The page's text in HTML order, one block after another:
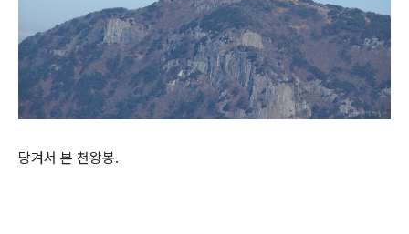
당겨서 본 천왕봉.